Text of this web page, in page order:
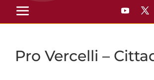
Pro Vercelli –